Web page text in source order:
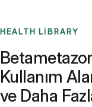
HEALTH LIBRARY
Kullanım
ve Daha